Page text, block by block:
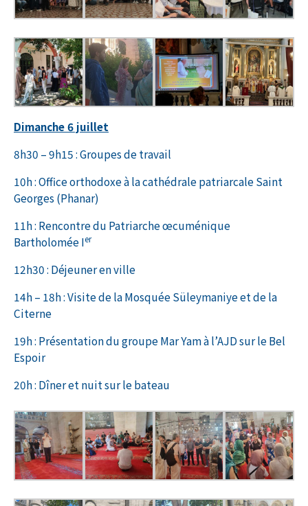
Dimanche 6 juillet
8h30 – 9h15 : Groupes de travail
10h : Office orthodoxe à la cathédrale patriarcale Saint
Georges (Phanar)
11h : Rencontre du Patriarche œcuménique
Bartholomée Ier
12h30 : Déjeuner en ville
14h – 18h : Visite de la Mosquée Süleymaniye et de la
Citerne
19h : Présentation du groupe Mar Yam à l’AJD sur le Bel
Espoir
20h : Dîner et nuit sur le bateau